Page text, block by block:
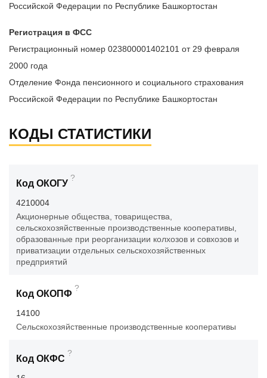
Российской Федерации по Республике Башкортостан
Регистрация в ФСС
Регистрационный номер 023800001402101 от 29 февраля
2000 года
Отделение Фонда пенсионного и социального страхования
Российской Федерации по Республике Башкортостан
КОДЫ СТАТИСТИКИ
Код ОКОГУ
?
4210004
Акционерные общества, товарищества,
сельскохозяйственные производственные кооперативы,
образованные при реорганизации колхозов и совхозов и
приватизации отдельных сельскохозяйственных
предприятий
Код ОКОПФ
?
14100
Сельскохозяйственные производственные кооперативы
Код ОКФС
?